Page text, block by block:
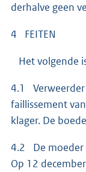
derhalve geen
4 FEITEN
Het volgende
4.1 Verweerder
faillissement
klager. De
4.2 De moeder
Op 12